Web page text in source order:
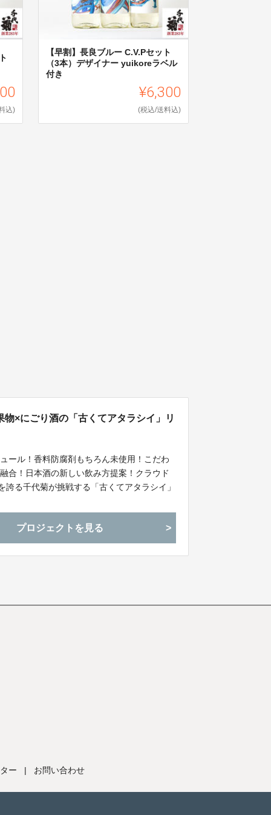
込)
【早割】長良ブルー C.V.Pセット
（3本）デザイナー yuikoreラベル
付き
¥6,300
(税込/送料込)
×にごり酒の「古くてアタラシイ」リ
ール！香料防腐剤もちろん未使用！こだわ
合！日本酒の新しい飲み方提案！クラウド
る千代菊が挑戦する「古くてアタラシイ」
プロジェクトを見る
ー | お問い合わせ